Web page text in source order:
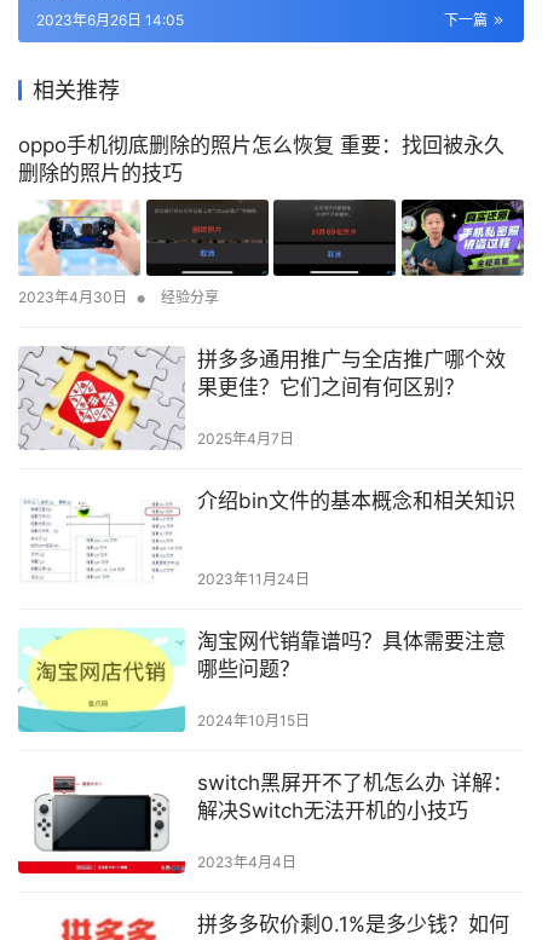
下一篇
2023年6月26日 14:05
相关推荐
oppo手机彻底删除的照片怎么恢复 重要：找回被永久
删除的照片的技巧
2023年4月30日 • 经验分享
拼多多通用推广与全店推广哪个效
果更佳？它们之间有何区别？
2025年4月7日
介绍bin文件的基本概念和相关知识
2023年11月24日
淘宝网代销靠谱吗？具体需要注意
哪些问题？
2024年10月15日
switch黑屏开不了机怎么办 详解：
解决Switch无法开机的小技巧
2023年4月4日
拼多多砍价剩0.1%是多少钱？如何